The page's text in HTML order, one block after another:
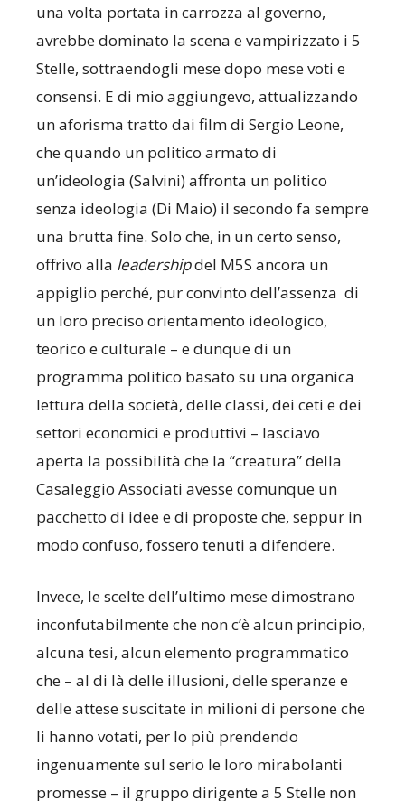
una volta portata in carrozza al governo,
avrebbe dominato la scena e vampirizzato i 5
Stelle, sottraendogli mese dopo mese voti e
consensi. E di mio aggiungevo, attualizzando
un aforisma tratto dai film di Sergio Leone,
che quando un politico armato di
un’ideologia (Salvini) affronta un politico
senza ideologia (Di Maio) il secondo fa sempre
una brutta fine. Solo che, in un certo senso,
offrivo alla leadershipdel M5S ancora un
appiglio perché, pur convinto dell’assenza di
un loro preciso orientamento ideologico,
teorico e culturale – e dunque di un
programma politico basato su una organica
lettura della società, delle classi, dei ceti e dei
settori economici e produttivi – lasciavo
aperta la possibilità che la “creatura” della
Casaleggio Associati avesse comunque un
pacchetto di idee e di proposte che, seppur in
modo confuso, fossero tenuti a difendere.
Invece, le scelte dell’ultimo mese dimostrano
inconfutabilmente che non c’è alcun principio,
alcuna tesi, alcun elemento programmatico
che – al di là delle illusioni, delle speranze e
delle attese suscitate in milioni di persone che
li hanno votati, per lo più prendendo
ingenuamente sul serio le loro mirabolanti
promesse – il gruppo dirigente a 5 Stelle non